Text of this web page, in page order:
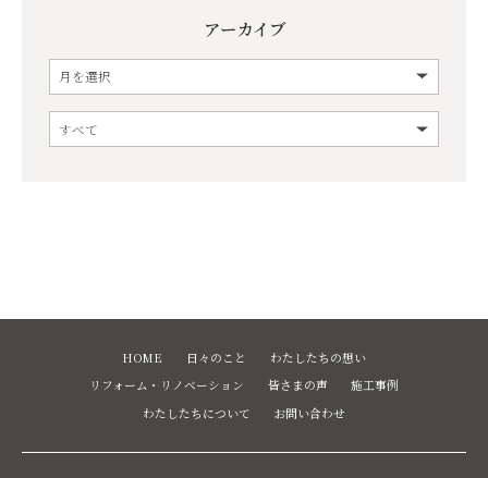
アーカイブ
HOME 日々のこと
わたしたちの想い
リフォーム・リノベーション
皆さまの声
施工事例
わたしたちについて
お問い合わせ